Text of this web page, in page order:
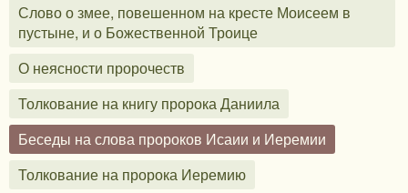
Слово о змее, повешенном на кресте Моисеем в
пустыне, и о Божественной Троице
О неясности пророчеств
Толкование на книгу пророка Даниила
Беседы на слова пророков Исаии и Иеремии
Толкование на пророка Иеремию